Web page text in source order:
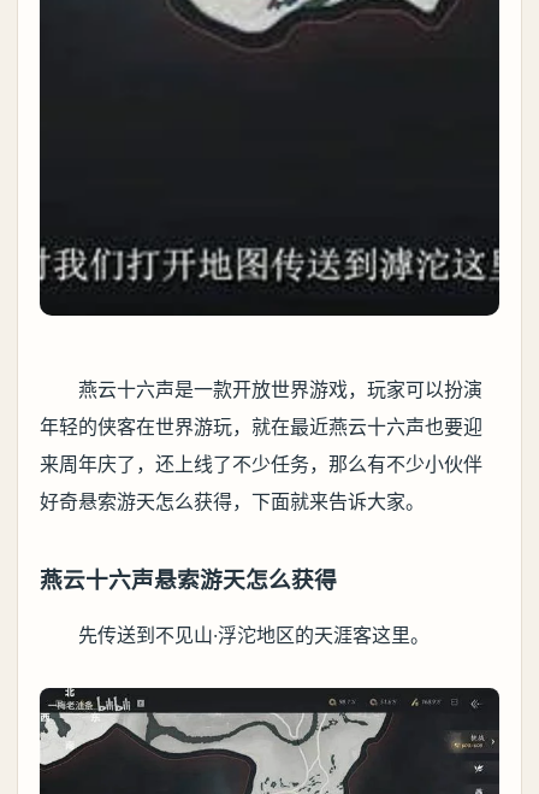
燕云十六声是一款开放世界游戏，玩家可以扮演
年轻的侠客在世界游玩，就在最近燕云十六声也要迎
来周年庆了，还上线了不少任务，那么有不少小伙伴
好奇悬索游天怎么获得，下面就来告诉大家。
燕云十六声悬索游天怎么获得
先传送到不见山·浮沱地区的天涯客这里。